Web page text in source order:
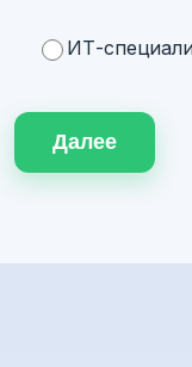
ИТ-
Далее